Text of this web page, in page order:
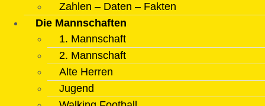
Zahlen – Daten – Fakten
Die Mannschaften
1. Mannschaft
2. Mannschaft
Alte Herren
Jugend